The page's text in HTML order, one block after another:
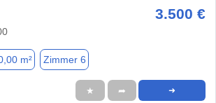
3.500 €
m² Zimmer 6
★ ➦ ➜